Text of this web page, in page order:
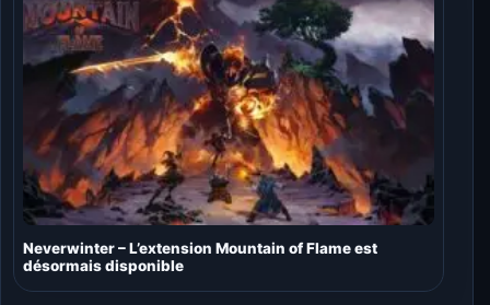
Neverwinter – L’extension Mountain of Flame est
désormais disponible